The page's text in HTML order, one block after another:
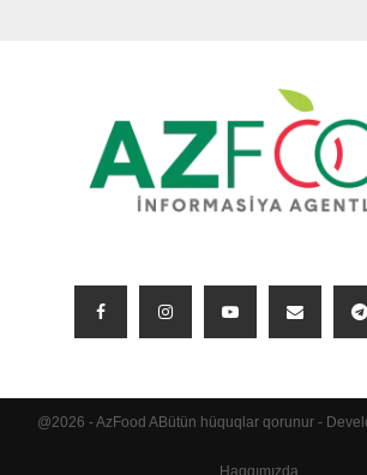
@2026 - AzFood ABütün hüquqlar qorunur -
Haqqımızda